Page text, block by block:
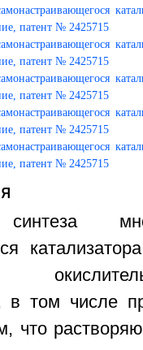
в том числе
что